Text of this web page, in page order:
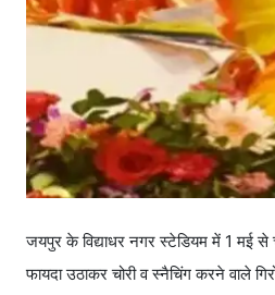
जयपुर के विद्याधर नगर स्टेडियम में 1 मई से
फायदा उठाकर चोरी व स्नैचिंग करने वाले